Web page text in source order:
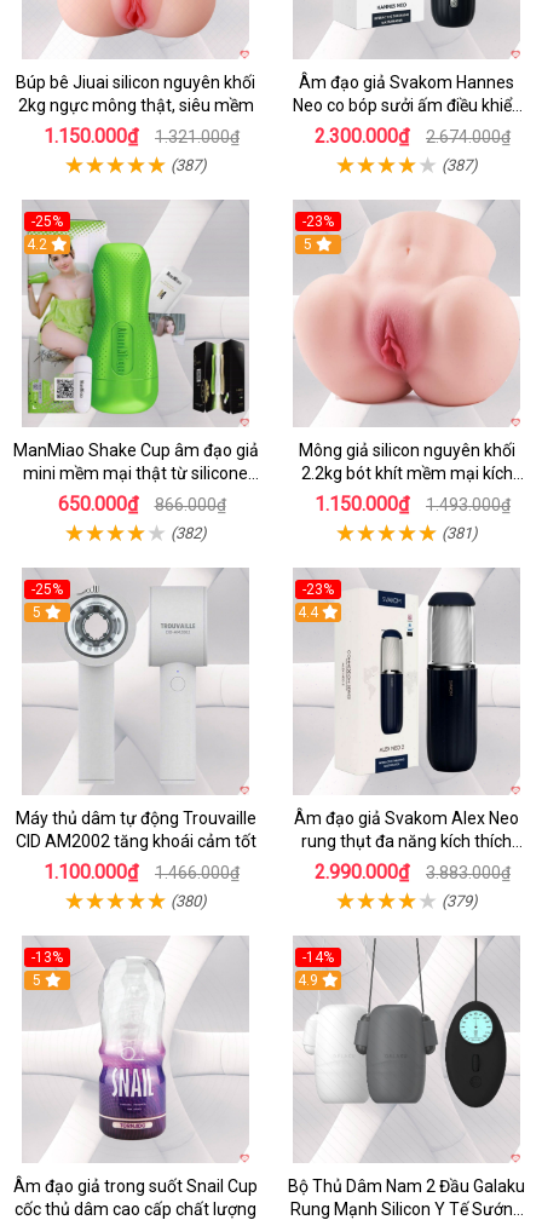
Búp bê Jiuai silicon nguyên khối
2kg ngực mông thật, siêu mềm
1.150.000₫ 1.321.000₫
(387)
Âm đạo giả Svakom Hannes
Neo co bóp sưởi ấm điều khiển
app tiện lợi
2.300.000₫ 2.674.000₫
(387)
-25%
4.2
ManMiao Shake Cup âm đạo giả
mini mềm mại thật từ silicone
cao cấp
650.000₫ 866.000₫
(382)
-23%
5
Mông giả silicon nguyên khối
2.2kg bót khít mềm mại kích
thích
1.150.000₫ 1.493.000₫
(381)
-25%
5
Máy thủ dâm tự động Trouvaille
CID AM2002 tăng khoái cảm tốt
1.100.000₫ 1.466.000₫
(380)
-23%
4.4
Âm đạo giả Svakom Alex Neo
rung thụt đa năng kích thích
mạnh
2.990.000₫ 3.883.000₫
(379)
-13%
5
Âm đạo giả trong suốt Snail Cup
cốc thủ dâm cao cấp chất lượng
-14%
4.9
Bộ Thủ Dâm Nam 2 Đầu Galaku
Rung Mạnh Silicon Y Tế Sướng